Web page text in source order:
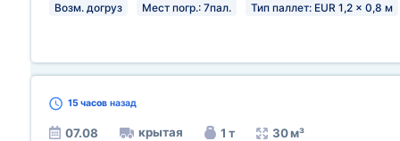
Возм. догруз Мест погр.: 7пал. Тип паллет: EUR 1,2 x 0,8 м
15 часов назад
07.08 крытая 1 т 30 м³